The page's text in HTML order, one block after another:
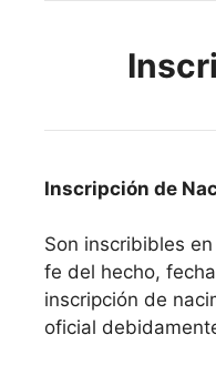
Inscripción de
Son inscribibles
fe del hecho,
inscripción de
oficial